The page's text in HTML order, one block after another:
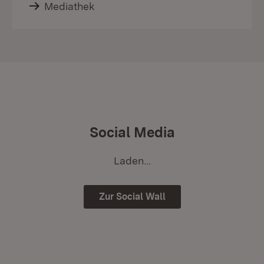
Mediathek
Social Media
Laden...
Zur Social Wall